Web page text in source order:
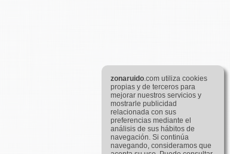
zonaruido.com utiliza cookies
propias y de terceros para
mejorar nuestros servicios y
mostrarle publicidad
relacionada con sus
preferencias mediante el
análisis de sus hábitos de
navegación. Si continúa
navegando, consideramos que